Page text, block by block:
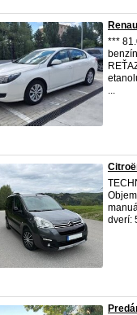
***
...
dverí: